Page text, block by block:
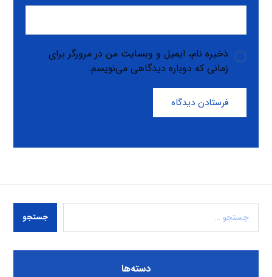
ذخیره نام، ایمیل و وبسایت من در مرورگر برای
زمانی که دوباره دیدگاهی می‌نویسم.
فرستادن دیدگاه
جستجو
دسته‌ها